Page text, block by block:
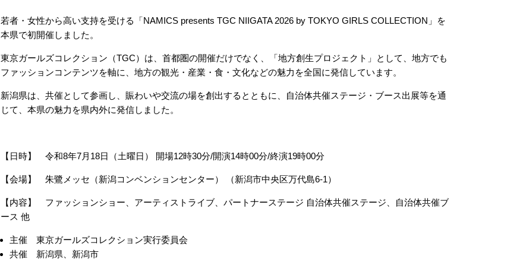
若者・女性から高い支持を受ける「NAMICS presents TGC NIIGATA 2026 by TOKYO GIRLS COLLECTION」を
本県で初開催しました。
東京ガールズコレクション（TGC）は、首都圏の開催だけでなく、「地方創生プロジェクト」として、地方でも
ファッションコンテンツを軸に、地方の観光・産業・食・文化などの魅力を全国に発信しています。
新潟県は、共催として参画し、賑わいや交流の場を創出するとともに、自治体共催ステージ・ブース出展等を通
じて、本県の魅力を県内外に発信しました。
【日時】 令和8年7月18日（土曜日） 開場12時30分/開演14時00分/終演19時00分
【会場】 朱鷺メッセ（新潟コンベンションセンター） （新潟市中央区万代島6-1）
【内容】 ファッションショー、アーティストライブ、パートナーステージ 自治体共催ステージ、自治体共催ブ
ース 他
主催 東京ガールズコレクション実行委員会
共催 新潟県、新潟市